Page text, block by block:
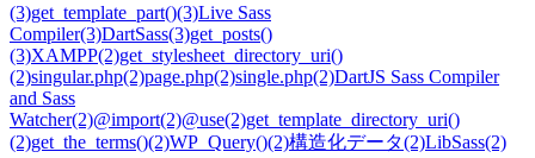
(3)get_template_part()(3)Live Sass
Compiler(3)DartSass(3)get_posts()
(3)XAMPP(2)get_stylesheet_directory_uri()
(2)singular.php(2)page.php(2)single.php(2)DartJS Sass Compiler
and Sass
Watcher(2)@import(2)@use(2)get_template_directory_uri()
(2)get_the_terms()(2)WP_Query()(2)構造化データ(2)LibSass(2)